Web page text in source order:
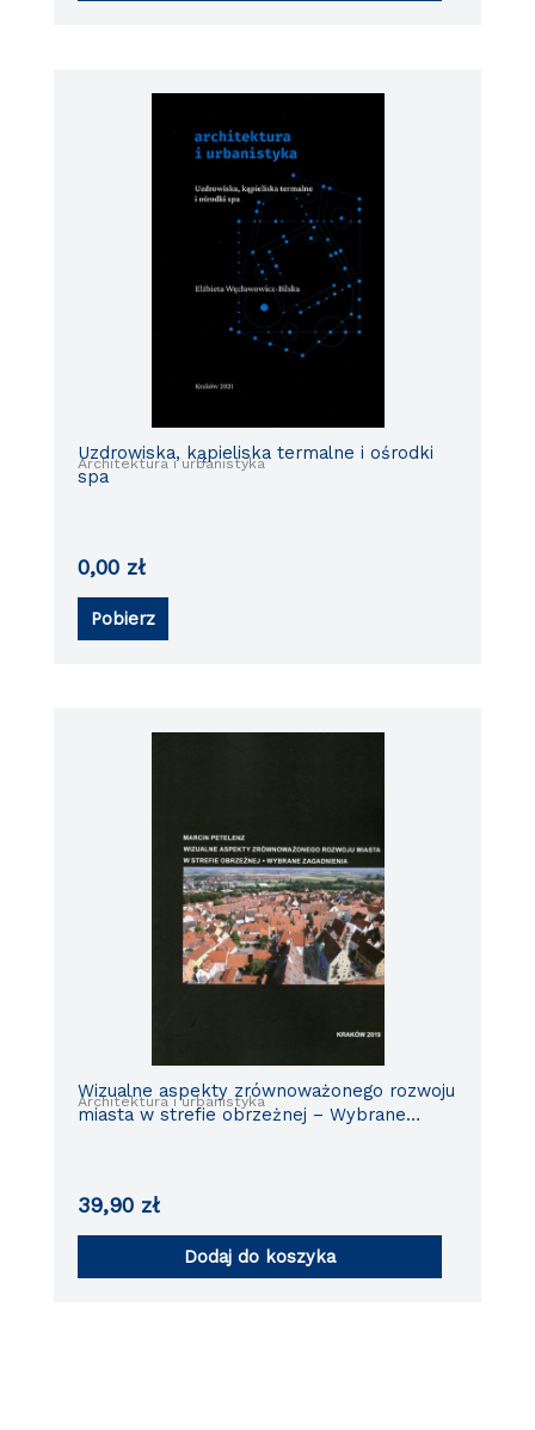
Architektura i urbanistyka
Uzdrowiska, kąpieliska termalne i ośrodki
spa
0,00 zł
Pobierz
Architektura i urbanistyka
Wizualne aspekty zrównoważonego rozwoju
miasta w strefie obrzeżnej – Wybrane
39,90 zł
Dodaj do koszyka